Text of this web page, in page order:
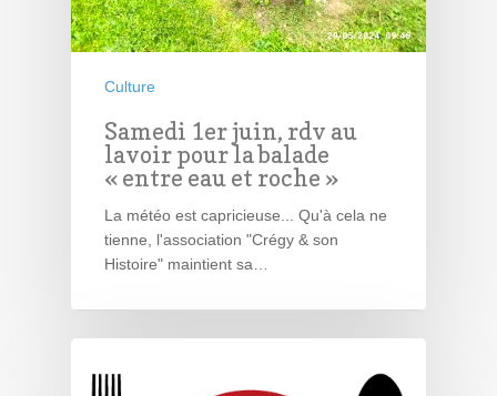
Culture
Samedi 1er juin, rdv au
lavoir pour la balade
« entre eau et roche »
La météo est capricieuse... Qu'à cela ne
tienne, l'association "Crégy & son
Histoire" maintient sa…